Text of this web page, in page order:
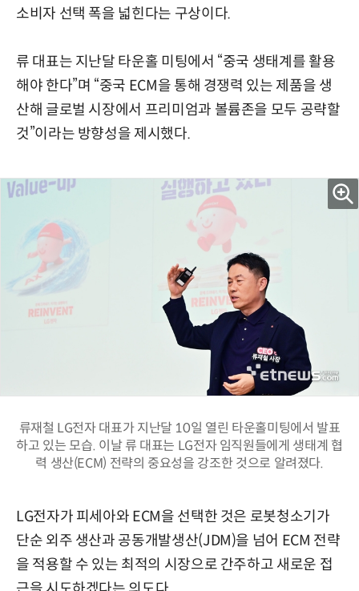
소비자 선택 폭을 넓힌다는 구상이다.
류 대표는 지난달 타운홀 미팅에서 “중국 생태계를 활용
해야 한다”며 “중국 ECM을 통해 경쟁력 있는 제품을 생
산해 글로벌 시장에서 프리미엄과 볼륨존을 모두 공략할
것”이라는 방향성을 제시했다.
류재철 LG전자 대표가 지난달 10일 열린 타운홀미팅에서 발표
하고 있는 모습. 이날 류 대표는 LG전자 임직원들에게 생태계 협
력 생산(ECM) 전략의 중요성을 강조한 것으로 알려졌다.
LG전자가 피세아와 ECM을 선택한 것은 로봇청소기가
단순 외주 생산과 공동개발생산(JDM)을 넘어 ECM 전략
을 적용할 수 있는 최적의 시장으로 간주하고 새로운 접